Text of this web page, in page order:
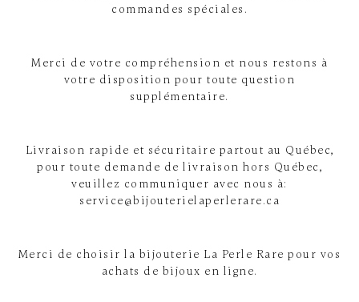
commandes spéciales.
Merci de votre compréhension et nous restons à
votre disposition pour toute question
supplémentaire.
Livraison rapide et sécuritaire partout au Québec,
pour toute demande de livraison hors Québec,
veuillez communiquer avec nous à:
service@bijouterielaperlerare.ca
Merci de choisir la bijouterie La Perle Rare pour vos
achats de bijoux en ligne.